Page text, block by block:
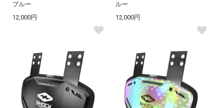
ブルー
12,000円
ルー
12,000円